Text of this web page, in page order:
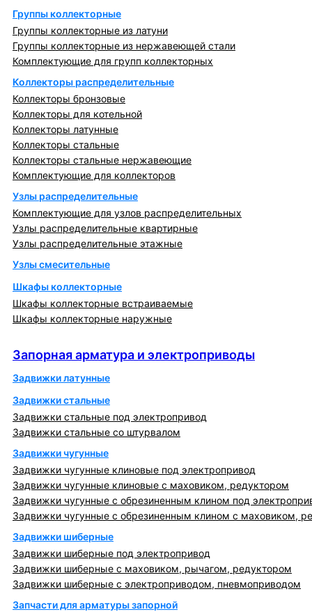
Группы коллекторные
Группы коллекторные из латуни
Группы коллекторные из нержавеющей стали
Комплектующие для групп коллекторных
Коллекторы распределительные
Коллекторы бронзовые
Коллекторы для котельной
Коллекторы латунные
Коллекторы стальные
Коллекторы стальные нержавеющие
Комплектующие для коллекторов
Узлы распределительные
Комплектующие для узлов распределительных
Узлы распределительные квартирные
Узлы распределительные этажные
Узлы смесительные
Шкафы коллекторные
Шкафы коллекторные встраиваемые
Шкафы коллекторные наружные
Запорная арматура и электроприводы
Задвижки латунные
Задвижки стальные
Задвижки стальные под электропривод
Задвижки стальные со штурвалом
Задвижки чугунные
Задвижки чугунные клиновые под электропривод
Задвижки чугунные клиновые с маховиком, редуктором
Задвижки чугунные с обрезиненным клином под
Задвижки чугунные с обрезиненным клином с маховиком,
Задвижки шиберные
Задвижки шиберные под электропривод
Задвижки шиберные с маховиком, рычагом, редуктором
Задвижки шиберные с электроприводом, пневмоприводом
Запчасти для арматуры запорной